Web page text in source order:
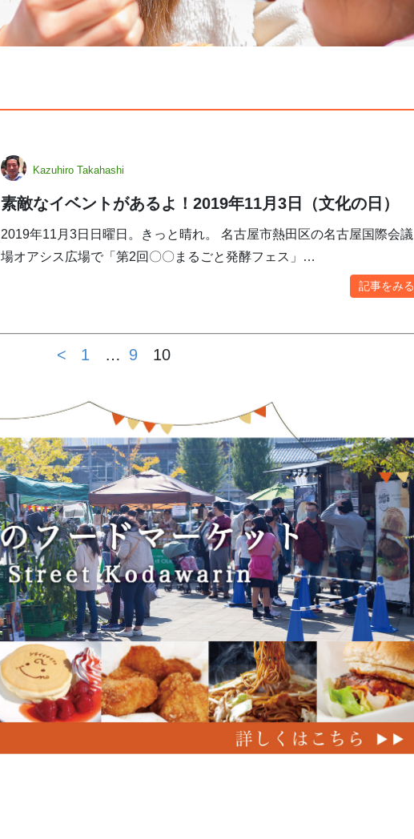
Kazuhiro Takahashi
素敵なイベントがあるよ！2019年11月3日（文化の日）
2019年11月3日日曜日。きっと晴れ。 名古屋市熱田区の名古屋国際会議
場オアシス広場で「第2回〇〇まるごと発酵フェス」…
記事をみる
< 1 … 9 10